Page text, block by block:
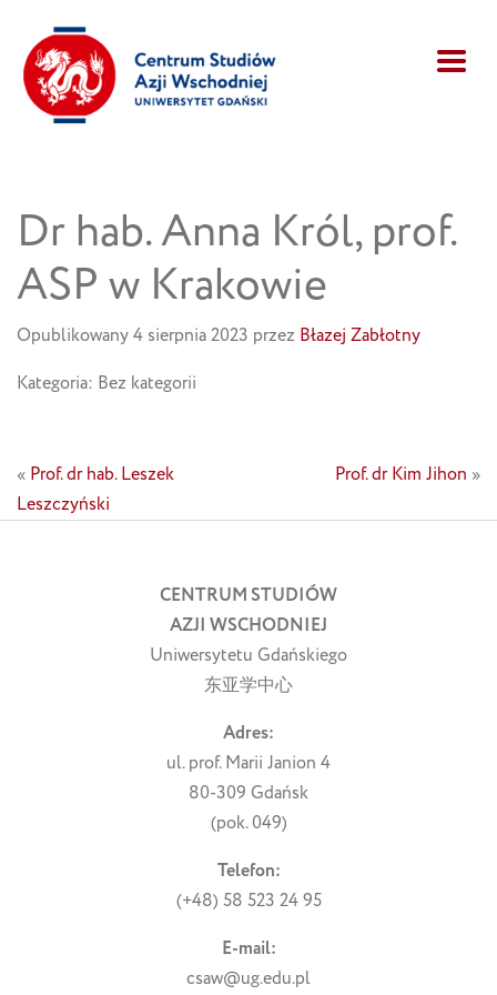
Dr hab. Anna Król, prof.
ASP w Krakowie
Opublikowany 4 sierpnia 2023 przez Błazej Zabłotny
Kategoria: Bez kategorii
« Prof. dr hab. Leszek
Leszczyński
Prof. dr Kim Jihon »
CENTRUM STUDIÓW
AZJI WSCHODNIEJ
Uniwersytetu Gdańskiego
东亚学中心
Adres:
ul. prof. Marii Janion 4
80-309 Gdańsk
(pok. 049)
Telefon:
(+48) 58 523 24 95
E-mail:
csaw@ug.edu.pl